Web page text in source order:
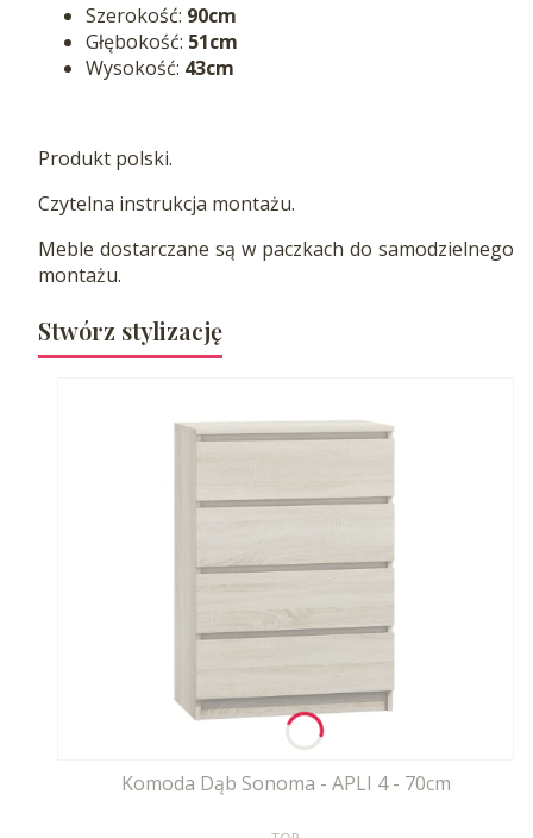
Szerokość: 90cm
Głębokość: 51cm
Wysokość: 43cm
Produkt polski.
Czytelna instrukcja montażu.
Meble dostarczane są w paczkach do samodzielnego
montażu.
Stwórz stylizację
Komoda Dąb Sonoma - APLI 4 - 70cm
PRODUCENT